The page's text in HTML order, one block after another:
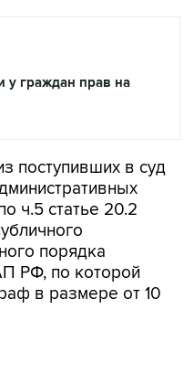
у граждан прав на
поступивших в суд
ч.5 статье 20.2
порядка
РФ, по которой
в размере от 10